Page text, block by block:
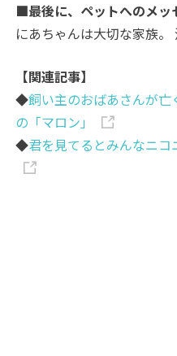
■最後に、ペットへのメッ
にあちゃんは大切な家族。
【関連記事】
◆飼い主のおばあさんが
の「マロン」
◆君を見てるとみんなニ